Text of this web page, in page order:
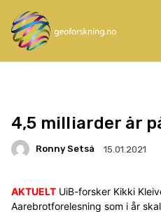
4,5 milliarder år
Ronny Setså 15.01.2021
AKTUELT UiB-forsker Kikki
Aarebrotforelesning som i år